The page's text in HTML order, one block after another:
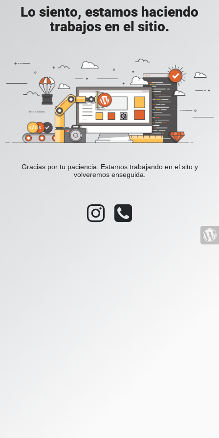
Lo siento, estamos haciendo
trabajos en el sitio.
Gracias por tu paciencia. Estamos trabajando en el sito y
volveremos enseguida.